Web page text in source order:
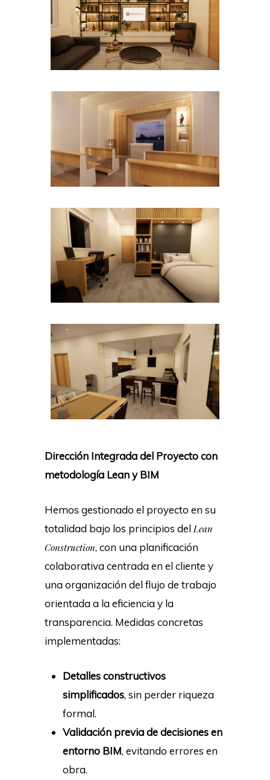
Dirección Integrada del Proyecto con
metodología Lean y BIM
Hemos gestionado el proyecto en su
totalidad bajo los principios del Lean
Construction, con una planificación
colaborativa centrada en el cliente y
una organización del flujo de trabajo
orientada a la eficiencia y la
transparencia. Medidas concretas
implementadas:
Detalles constructivos
simplificados, sin perder riqueza
formal.
Validación previa de decisiones en
entorno BIM, evitando errores en
obra.